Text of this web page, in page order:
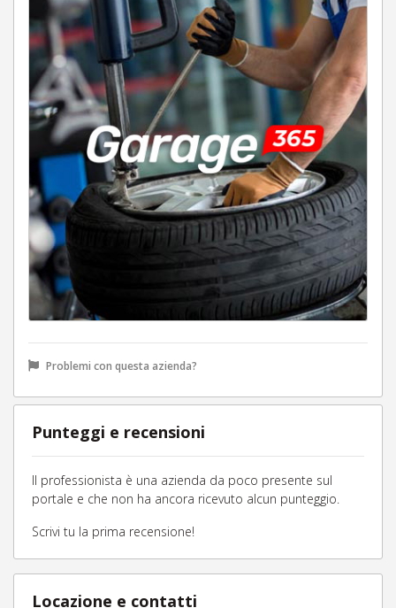
Problemi con questa azienda?
Punteggi e recensioni
Il professionista è una azienda da poco presente sul
portale e che non ha ancora ricevuto alcun punteggio.
Scrivi tu la prima recensione!
Locazione e contatti